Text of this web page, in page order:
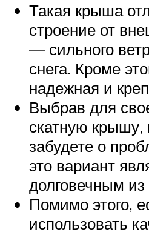
Такая крыша
строение от
— сильного
снега. Кроме
надежная и
Выбрав для
скатную крышу,
забудете о
это вариант
долговечным
Помимо этого,
использовать